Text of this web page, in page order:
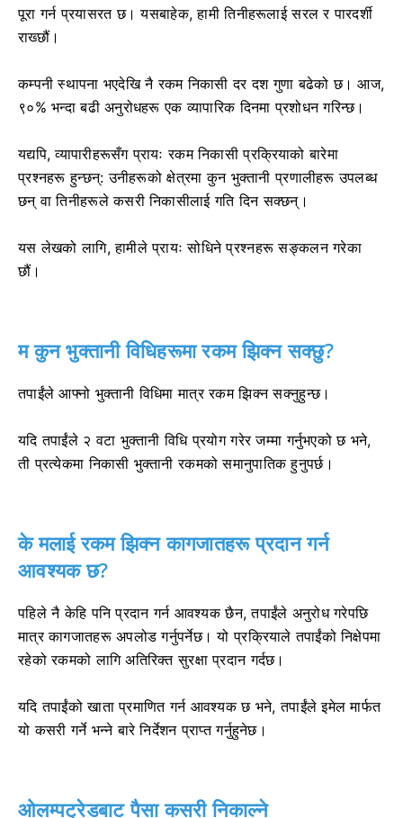
पूरा गर्न प्रयासरत छ। यसबाहेक, हामी तिनीहरूलाई सरल र पारदर्शी
राख्छौं।
कम्पनी स्थापना भएदेखि नै रकम निकासी दर दश गुणा बढेको छ। आज,
९०% भन्दा बढी अनुरोधहरू एक व्यापारिक दिनमा प्रशोधन गरिन्छ।
यद्यपि, व्यापारीहरूसँग प्रायः रकम निकासी प्रक्रियाको बारेमा
प्रश्नहरू हुन्छन्: उनीहरूको क्षेत्रमा कुन भुक्तानी प्रणालीहरू उपलब्ध
छन् वा तिनीहरूले कसरी निकासीलाई गति दिन सक्छन्।
यस लेखको लागि, हामीले प्रायः सोधिने प्रश्नहरू सङ्कलन गरेका
छौं।
म कुन भुक्तानी विधिहरूमा रकम झिक्न सक्छु?
तपाईंले आफ्नो भुक्तानी विधिमा मात्र रकम झिक्न सक्नुहुन्छ।
यदि तपाईंले २ वटा भुक्तानी विधि प्रयोग गरेर जम्मा गर्नुभएको छ भने,
ती प्रत्येकमा निकासी भुक्तानी रकमको समानुपातिक हुनुपर्छ।
के मलाई रकम झिक्न कागजातहरू प्रदान गर्न
आवश्यक छ?
पहिले नै केहि पनि प्रदान गर्न आवश्यक छैन, तपाईंले अनुरोध गरेपछि
मात्र कागजातहरू अपलोड गर्नुपर्नेछ। यो प्रक्रियाले तपाईंको निक्षेपमा
रहेको रकमको लागि अतिरिक्त सुरक्षा प्रदान गर्दछ।
यदि तपाईंको खाता प्रमाणित गर्न आवश्यक छ भने, तपाईंले इमेल मार्फत
यो कसरी गर्ने भन्ने बारे निर्देशन प्राप्त गर्नुहुनेछ।
ओलम्पट्रेडबाट पैसा कसरी निकाल्ने